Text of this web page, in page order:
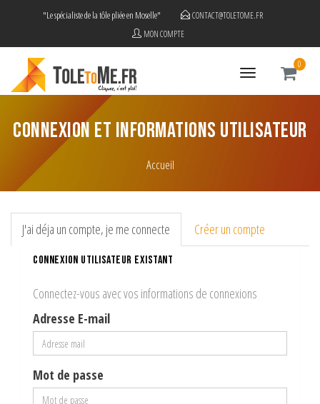
"Le spécialiste de la tôle pliée en Moselle"
CONTACT@TOLETOME.FR
MON COMPTE
Toggle
navigation
0
CONNEXION ET INFORMATIONS UTILISATEUR
Accueil
J'ai déja un compte, je me connecte Créer un compte
Connexion utilisateur existant
Connectez-vous avec vos informations de connexions
Adresse E-mail
Mot de passe